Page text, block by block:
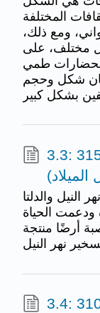
المختلفة
ومع ذلك،
مختلف، على
طمي
شكل وحجم
3.3: الأسرة المصرية المبكرة (3150
والدلتا
ودعمت الحياة
أرضًا منتجة
3.4: أوائل بلاد ما بين النهرين (3100